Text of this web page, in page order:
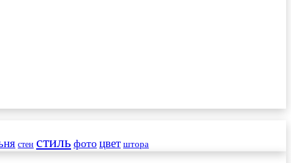
стен стиль фото цвет штора